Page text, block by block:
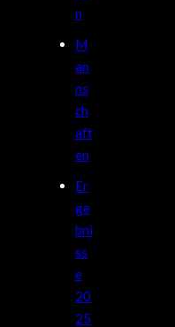
n
M
an
ns
ch
aft
en
Er
ge
bni
ss
e
20
25